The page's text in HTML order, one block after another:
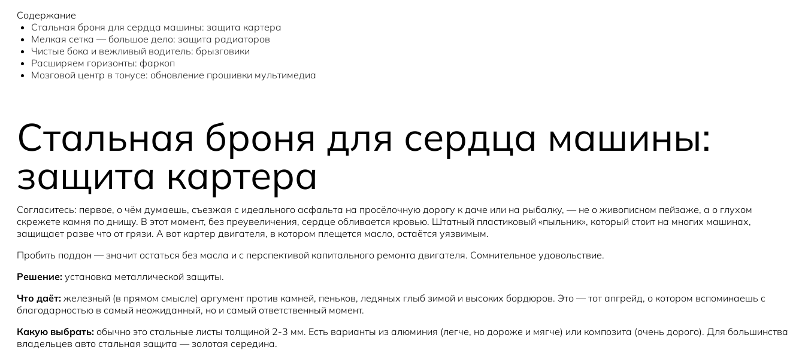
Содержание
Стальная броня для сердца машины: защита картера
Мелкая сетка — большое дело: защита радиаторов
Чистые бока и вежливый водитель: брызговики
Расширяем горизонты: фаркоп
Мозговой центр в тонусе: обновление прошивки мультимедиа
Стальная броня для сердца машины:
защита картера
Согласитесь: первое, о чём думаешь, съезжая с идеального асфальта на просёлочную дорогу к даче или на рыбалку, — не о живописном пейзаже, а о глухом
скрежете камня по днищу. В этот момент, без преувеличения, сердце обливается кровью. Штатный пластиковый «пыльник», который стоит на многих машинах,
защищает разве что от грязи. А вот картер двигателя, в котором плещется масло, остаётся уязвимым.
Пробить поддон — значит остаться без масла и с перспективой капитального ремонта двигателя. Сомнительное удовольствие.
Решение: установка металлической защиты.
Что даёт: железный (в прямом смысле) аргумент против камней, пеньков, ледяных глыб зимой и высоких бордюров. Это — тот апгрейд, о котором вспоминаешь с
благодарностью в самый неожиданный, но и самый ответственный момент.
Какую выбрать: обычно это стальные листы толщиной 2-3 мм. Есть варианты из алюминия (легче, но дороже и мягче) или композита (очень дорого). Для большинства
владельцев авто стальная защита — золотая середина.